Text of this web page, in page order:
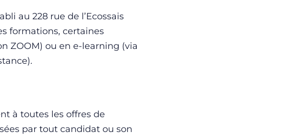
au 228 rue de l’Ecossais
formations, certaines
ZOOM) ou en e-learning (via
à toutes les offres de
par tout candidat ou son